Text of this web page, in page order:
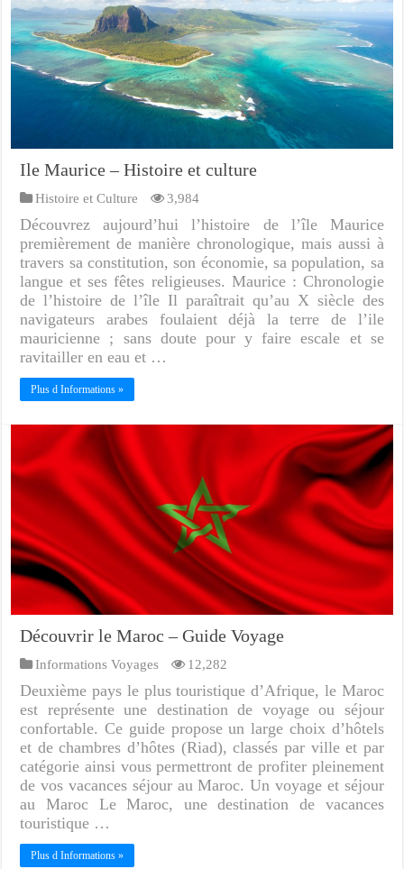
Ile Maurice – Histoire et culture
Histoire et Culture 3,984
Découvrez aujourd’hui l’histoire de l’île Maurice
premièrement de manière chronologique, mais aussi à
travers sa constitution, son économie, sa population, sa
langue et ses fêtes religieuses. Maurice : Chronologie
de l’histoire de l’île Il paraîtrait qu’au X siècle des
navigateurs arabes foulaient déjà la terre de l’ile
mauricienne ; sans doute pour y faire escale et se
ravitailler en eau et …
Plus d Informations »
Découvrir le Maroc – Guide Voyage
Informations Voyages 12,282
Deuxième pays le plus touristique d’Afrique, le Maroc
est représente une destination de voyage ou séjour
confortable. Ce guide propose un large choix d’hôtels
et de chambres d’hôtes (Riad), classés par ville et par
catégorie ainsi vous permettront de profiter pleinement
de vos vacances séjour au Maroc. Un voyage et séjour
au Maroc Le Maroc, une destination de vacances
touristique …
Plus d Informations »